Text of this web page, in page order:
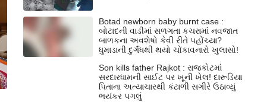
Botad newborn baby burnt case :
બોટાદની વાડીમાં સળગતા કચરામાં નવજાત
બાળકના અવશેષો કેવી રીતે પહોંચ્યા?
ધુમાડાની દુર્ગંધથી થયો ચોંકાવનારો ખુલાસો!
Son kills father Rajkot : રાજકોટમાં
સરદારધામની સાઈટ પર ખૂની ખેલ! દારૂડિયા
પિતાના અત્યાચારથી કંટાળી સગીરે ઉઠાવ્યું
ભયંકર પગલું